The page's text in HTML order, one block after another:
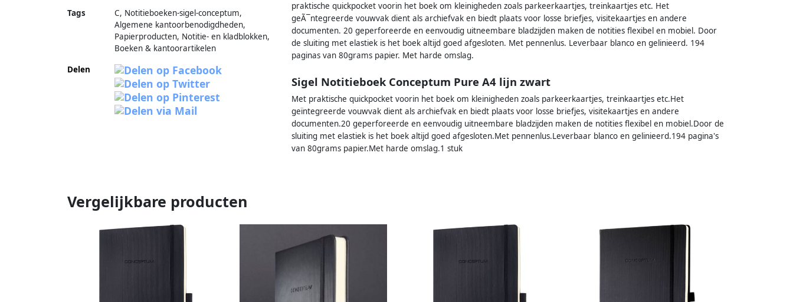
praktische quickpocket voorin het boek om kleinigheden zoals parkeerkaartjes, treinkaartjes etc. Het
geÃ¯ntegreerde vouwvak dient als archiefvak en biedt plaats voor losse briefjes, visitekaartjes en andere
documenten. 20 geperforeerde en eenvoudig uitneembare bladzijden maken de notities flexibel en mobiel. Door
de sluiting met elastiek is het boek altijd goed afgesloten. Met pennenlus. Leverbaar blanco en gelinieerd. 194
paginas van 80grams papier. Met harde omslag.
Sigel Notitieboek Conceptum Pure A4 lijn zwart
Met praktische quickpocket voorin het boek om kleinigheden zoals parkeerkaartjes, treinkaartjes etc.Het
geïntegreerde vouwvak dient als archiefvak en biedt plaats voor losse briefjes, visitekaartjes en andere
documenten.20 geperforeerde en eenvoudig uitneembare bladzijden maken de notities flexibel en mobiel.Door de
sluiting met elastiek is het boek altijd goed afgesloten.Met pennenlus.Leverbaar blanco en gelinieerd.194 pagina's
van 80grams papier.Met harde omslag.1 stuk
Tags
C, Notitieboeken-sigel-conceptum,
Algemene kantoorbenodigdheden,
Papierproducten, Notitie- en kladblokken,
Boeken & kantoorartikelen
Delen
Vergelijkbare producten